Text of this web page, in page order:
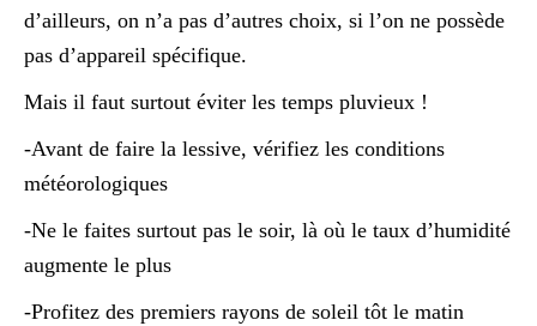
d’ailleurs, on n’a pas d’autres choix, si l’on ne possède
pas d’appareil spécifique.
Mais il faut surtout éviter les temps pluvieux !
-Avant de faire la lessive, vérifiez les conditions
météorologiques
-Ne le faites surtout pas le soir, là où le taux d’humidité
augmente le plus
-Profitez des premiers rayons de soleil tôt le matin